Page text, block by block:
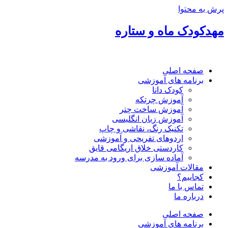
پرش به محتوا
مهدکودک ماه و ستاره
صفحه اصلی
برنامه های آموزشی
کودک دانا
آموزش چرتکه
آموزش ساخت چتر
آموزش زبان انگلیسی
تکنیک رنگ، نقاشی و چاپ
اردوهای تفریحی و آموزشی
کاردستی خلاق اریگامی قایق
آماده سازی برای ورود به مدرسه
مقالات آموزشی
کجاییم؟
تماس با ما
درباره ما
صفحه اصلی
برنامه های آموزشی